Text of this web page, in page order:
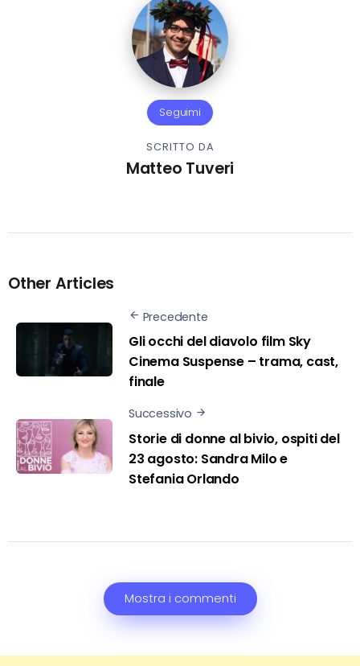
Seguimi
SCRITTO DA
Matteo Tuveri
Other Articles
Precedente
Gli occhi del diavolo film Sky
Cinema Suspense – trama, cast,
finale
Successivo
Storie di donne al bivio, ospiti del
23 agosto: Sandra Milo e
Stefania Orlando
Mostra i commenti